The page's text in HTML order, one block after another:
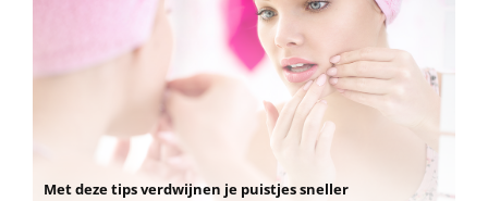
Met deze tips verdwijnen je puistjes sneller